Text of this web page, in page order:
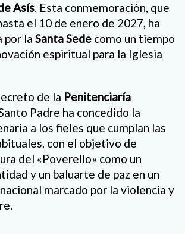
Asís. Esta conmemoración, que
el 10 de enero de 2027, ha
por la Santa Sede como un tiempo
espiritual para la Iglesia
de la Penitenciaría
Padre ha concedido la
a los fieles que cumplan las
con el objetivo de
del «Poverello» como un
y un baluarte de paz en un
marcado por la violencia y